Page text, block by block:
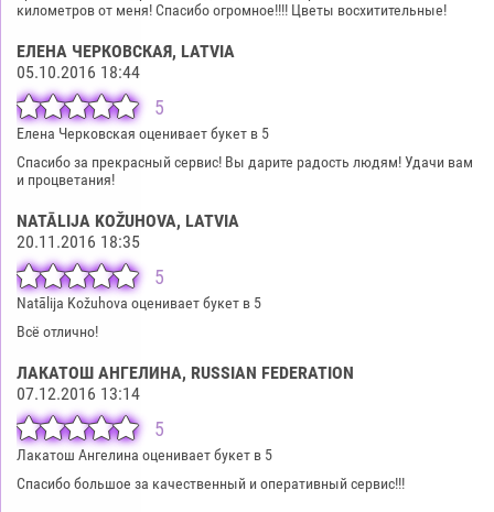
километров от меня! Спасибо огромное!!!! Цветы восхитительные!
ЕЛЕНА ЧЕРКОВСКАЯ, LATVIA
05.10.2016 18:44
5
Елена Черковская оценивает букет в 5
Спасибо за прекрасный сервис! Вы дарите радость людям! Удачи вам
и процветания!
NATĀLIJA KOŽUHOVA, LATVIA
20.11.2016 18:35
5
Natālija Kožuhova оценивает букет в 5
Всё отлично!
ЛАКАТОШ АНГЕЛИНА, RUSSIAN FEDERATION
07.12.2016 13:14
5
Лакатош Ангелина оценивает букет в 5
Спасибо большое за качественный и оперативный сервис!!!